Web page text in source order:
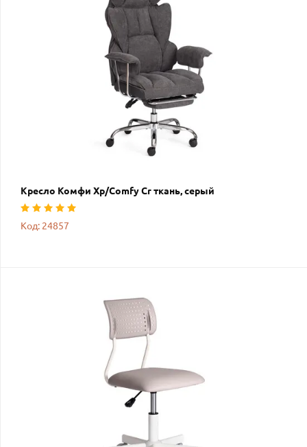
Кресло Комфи Хр/Comfy Cr ткань, серый
Код: 24857